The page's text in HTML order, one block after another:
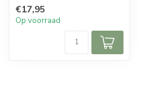
€17,95
Op voorraad